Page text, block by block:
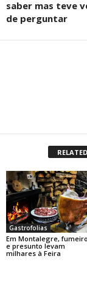
saber mas teve
de perguntar
Gastrofolias
Em Montalegre, fumeiro
e presunto levam
milhares à Feira